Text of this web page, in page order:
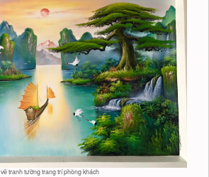
vẽ tranh tường trang trí phòng khách